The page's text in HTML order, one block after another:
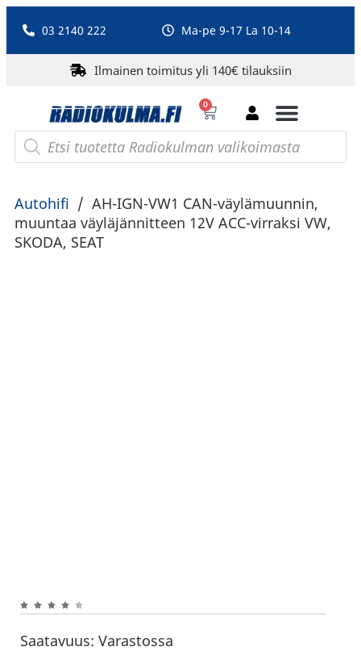
03 2140 222 Ma-pe 9-17 La 10-14
Ilmainen toimitus yli 140€ tilauksiin
0
Autohifi / AH-IGN-VW1 CAN-väylämuunnin,
muuntaa väyläjännitteen 12V ACC-virraksi VW,
SKODA, SEAT
Saatavuus: Varastossa